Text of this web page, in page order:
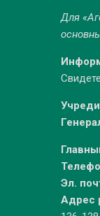
Для
Эл.
Адрес